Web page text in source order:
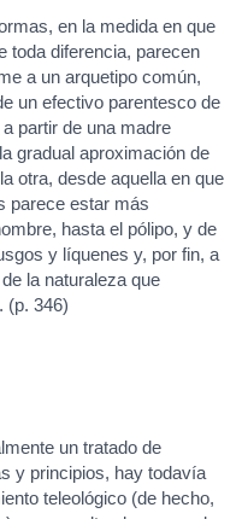
en la medida en que
toda diferencia, parecen
a un arquetipo común,
un efectivo parentesco de
partir de una madre
gradual aproximación de
otra, desde aquella en que
parece estar más
hasta el pólipo, y de
y líquenes y, por fin, a
la naturaleza que
(p. 346)
un tratado de
y principios, hay todavía
teleológico (de hecho,